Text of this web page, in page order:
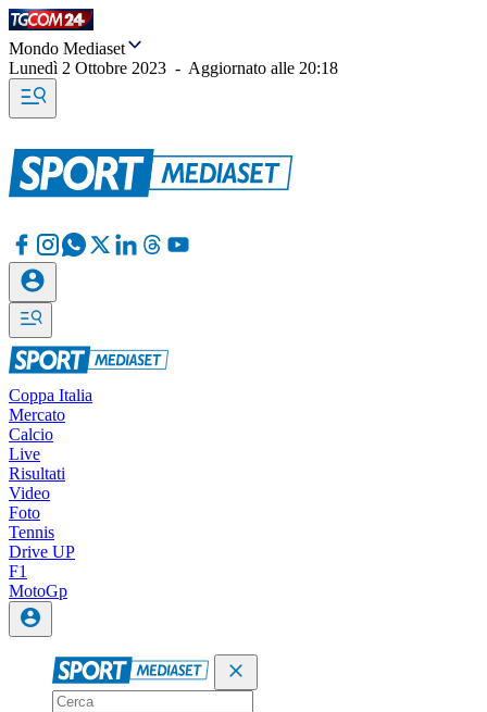
Mondo Mediaset
Lunedì 2 Ottobre 2023 - Aggiornato alle 20:18
Coppa Italia
Mercato
Calcio
Live
Risultati
Video
Foto
Tennis
Drive UP
F1
MotoGp